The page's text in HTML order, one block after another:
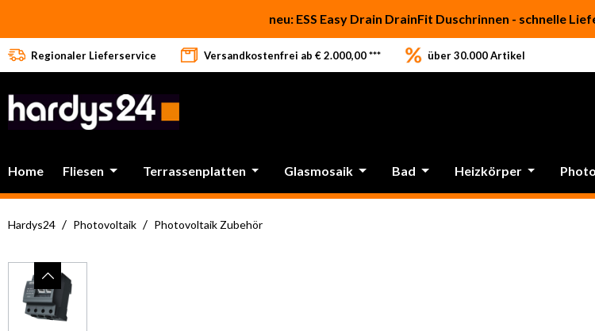
neu: ESS Easy Drain DrainFit Duschrinnen - schnelle
Regionaler Lieferservice Versandkostenfrei ab € 2.000,00 *** über 30.000 Artikel
Home Fliesen Terrassenplatten Glasmosaik Bad Heizkörper
Hardys24 / Photovoltaik / Photovoltaik Zubehör
Bildergalerie überspringen